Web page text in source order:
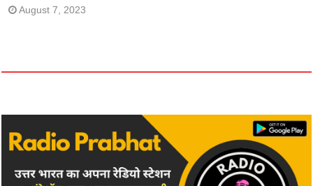
August 7, 2023